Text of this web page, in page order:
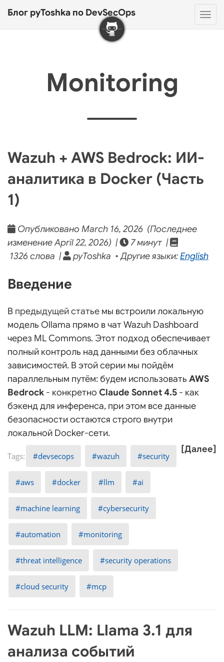
Блог pyToshka по DevSecOps
Monitoring
Wazuh + AWS Bedrock: ИИ-
аналитика в Docker (Часть
1)
Опубликовано March 16, 2026 (Последнее
изменение April 22, 2026) |
7 минут |
1326 слова |
pyToshka • Другие языки:English
Введение
В предыдущей статье мы встроили локальную
модель Ollama прямо в чат Wazuh Dashboard
через ML Commons. Этот подход обеспечивает
полный контроль над данными без облачных
зависимостей. В этой серии мы пойдём
параллельным путём: будем использовать AWS
Bedrock - конкретно Claude Sonnet 4.5 - как
бэкенд для инференса, при этом все данные
безопасности остаются строго внутри
локальной Docker-сети.
[Далее]
devsecops wazuh security
aws docker llm ai
machine learning cybersecurity
automation monitoring
threat intelligence security operations
cloud security mcp
Wazuh LLM: Llama 3.1 для
анализа событий